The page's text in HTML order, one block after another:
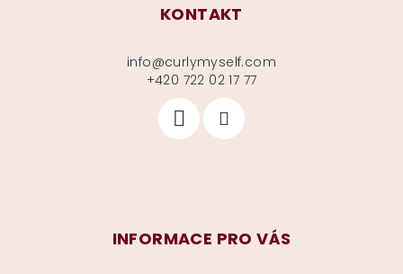
KONTAKT
info@curlymyself.com
+420 722 02 17 77
INFORMACE PRO VÁS